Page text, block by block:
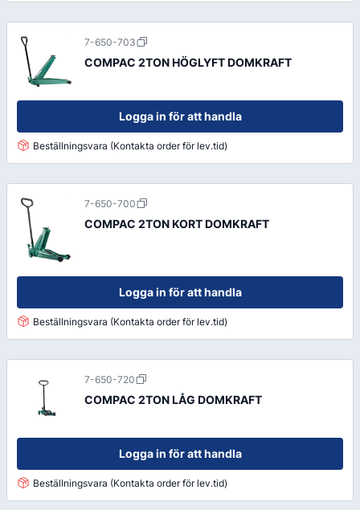
7-650-703
COMPAC 2TON HÖGLYFT DOMKRAFT
Logga in för att handla
Beställningsvara (Kontakta order för lev.tid)
7-650-700
COMPAC 2TON KORT DOMKRAFT
Logga in för att handla
Beställningsvara (Kontakta order för lev.tid)
7-650-720
COMPAC 2TON LÅG DOMKRAFT
Logga in för att handla
Beställningsvara (Kontakta order för lev.tid)